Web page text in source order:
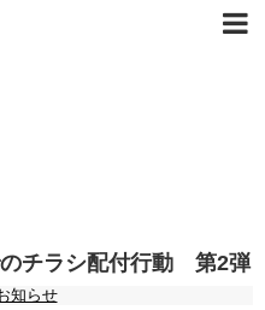
チラシ配付行動 第2弾
知らせ